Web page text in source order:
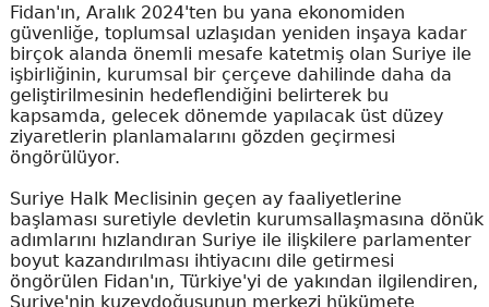
Fidan'ın, Aralık 2024'ten bu yana ekonomiden
güvenliğe, toplumsal uzlaşıdan yeniden inşaya kadar
birçok alanda önemli mesafe katetmiş olan Suriye ile
işbirliğinin, kurumsal bir çerçeve dahilinde daha da
geliştirilmesinin hedeflendiğini belirterek bu
kapsamda, gelecek dönemde yapılacak üst düzey
ziyaretlerin planlamalarını gözden geçirmesi
öngörülüyor.
Suriye Halk Meclisinin geçen ay faaliyetlerine
başlaması suretiyle devletin kurumsallaşmasına dönük
adımlarını hızlandıran Suriye ile ilişkilere parlamenter
boyut kazandırılması ihtiyacını dile getirmesi
öngörülen Fidan'ın, Türkiye'yi de yakından ilgilendiren,
Suriye'nin kuzeydoğusunun merkezi hükümete